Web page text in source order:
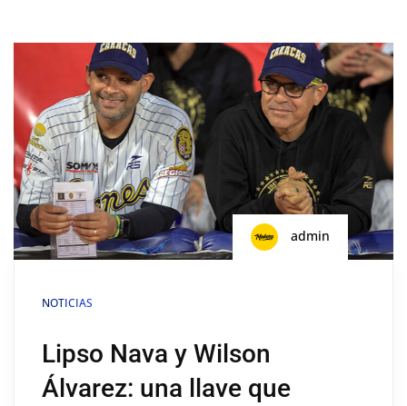
admin
NOTICIAS
Lipso Nava y Wilson
Álvarez: una llave que